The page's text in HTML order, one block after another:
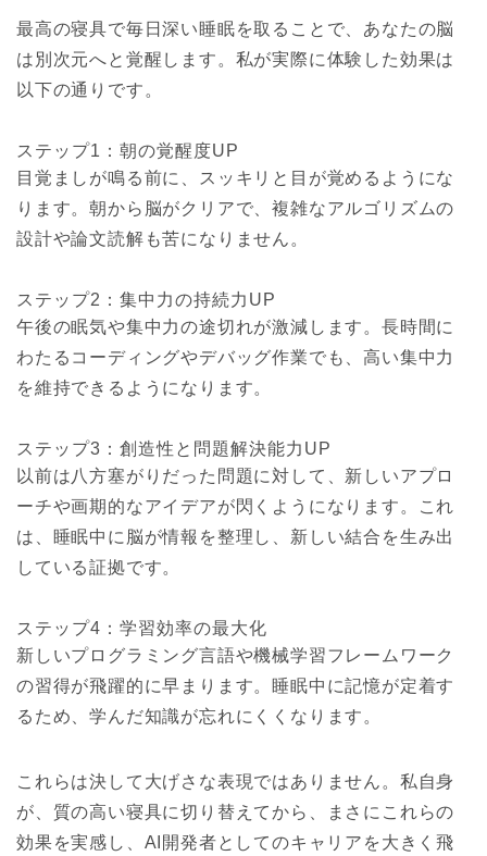
最高の寝具で毎日深い睡眠を取ることで、あなたの脳
は別次元へと覚醒します。私が実際に体験した効果は
以下の通りです。
ステップ1：朝の覚醒度UP
目覚ましが鳴る前に、スッキリと目が覚めるようにな
ります。朝から脳がクリアで、複雑なアルゴリズムの
設計や論文読解も苦になりません。
ステップ2：集中力の持続力UP
午後の眠気や集中力の途切れが激減します。長時間に
わたるコーディングやデバッグ作業でも、高い集中力
を維持できるようになります。
ステップ3：創造性と問題解決能力UP
以前は八方塞がりだった問題に対して、新しいアプロ
ーチや画期的なアイデアが閃くようになります。これ
は、睡眠中に脳が情報を整理し、新しい結合を生み出
している証拠です。
ステップ4：学習効率の最大化
新しいプログラミング言語や機械学習フレームワーク
の習得が飛躍的に早まります。睡眠中に記憶が定着す
るため、学んだ知識が忘れにくくなります。
これらは決して大げさな表現ではありません。私自身
が、質の高い寝具に切り替えてから、まさにこれらの
効果を実感し、AI開発者としてのキャリアを大きく飛